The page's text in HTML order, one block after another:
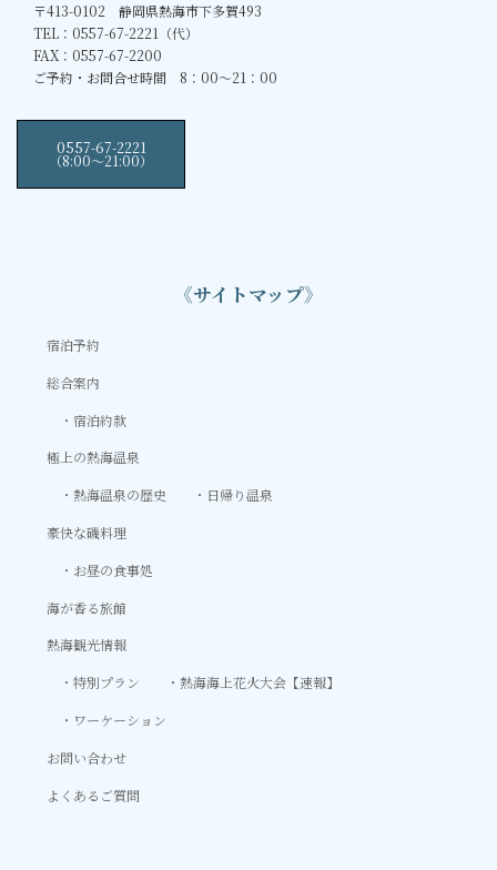
〒413-0102 静岡県熱海市下多賀493
TEL：0557-67-2221（代）
FAX：0557-67-2200
ご予約・お問合せ時間 8：00～21：00
0557-67-2221
（8:00〜21:00）
《サイトマップ》
宿泊予約
総合案内
宿泊約款
極上の熱海温泉
熱海温泉の歴史
日帰り温泉
豪快な磯料理
お昼の食事処
海が香る旅館
熱海観光情報
特別プラン
熱海海上花火大会【速報】
ワーケーション
お問い合わせ
よくあるご質問